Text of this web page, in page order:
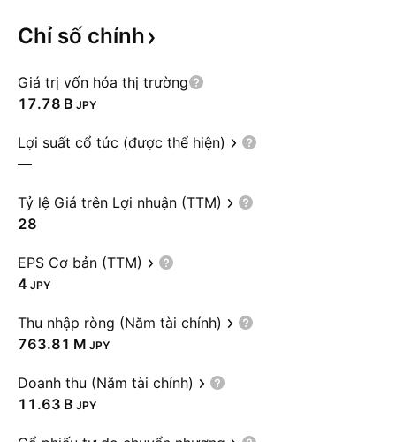
Chỉ số chính
Giá trị vốn hóa thị trường
‪17.78 B‬ JPY
Lợi suất cổ tức (được thể hiện)
—
Tỷ lệ Giá trên Lợi nhuận (TTM)
28
EPS Cơ bản (TTM)
4 JPY
Thu nhập ròng (Năm tài chính)
‪763.81 M‬ JPY
Doanh thu (Năm tài chính)
‪11.63 B‬ JPY